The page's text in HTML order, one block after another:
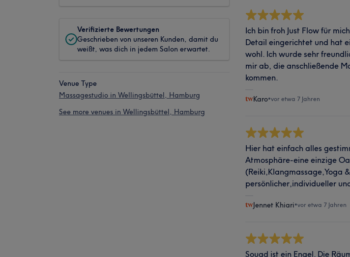
Verifizierte Bewertungen
Geschrieben von unseren Kunden, damit du
weißt, was dich in jedem Salon erwartet.
Venue Type
Massagestudio in Wellingsbüttel, Hamburg
See more venues in Wellingsbüttel, Hamburg
Ich bin froh Just Flow für
Detail eingerichtet und hat
wohl. Ich wurde sehr
mir ab, die anschließende
kommen.
Karo•vor etwa 7 Jahren
Hier hat einfach alles
Atmosphäre-eine einzige
(Reiki,Klangmassage,Yoga
persönlicher,individueller
Jennet Khiari•vor etwa 7 Jahren
Souad ist ein Engel. Die